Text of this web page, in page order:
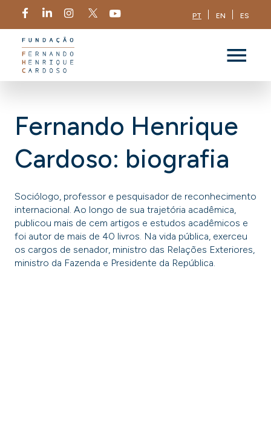
PT EN ES
Fernando Henrique
Cardoso: biografia
Sociólogo, professor e pesquisador de reconhecimento
internacional. Ao longo de sua trajetória acadêmica,
publicou mais de cem artigos e estudos acadêmicos e
foi autor de mais de 40 livros. Na vida pública, exerceu
os cargos de senador, ministro das Relações Exteriores,
ministro da Fazenda e Presidente da República.